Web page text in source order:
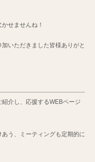
せませんね！
いただきました皆様ありがと
介し、応援するWEBページ
う、ミーティングも定期的に